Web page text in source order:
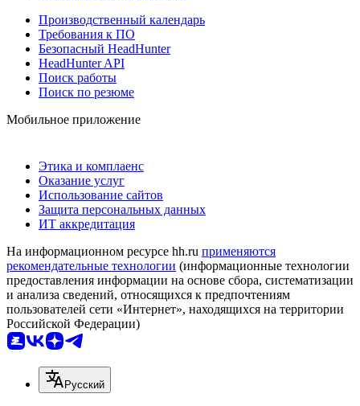
Производственный календарь
Требования к ПО
Безопасный HeadHunter
HeadHunter API
Поиск работы
Поиск по резюме
Мобильное приложение
Этика и комплаенс
Оказание услуг
Использование сайтов
Защита персональных данных
ИТ аккредитация
На информационном ресурсе hh.ru применяются
рекомендательные технологии (информационные технологии
предоставления информации на основе сбора, систематизации
и анализа сведений, относящихся к предпочтениям
пользователей сети «Интернет», находящихся на территории
Российской Федерации)
Русский